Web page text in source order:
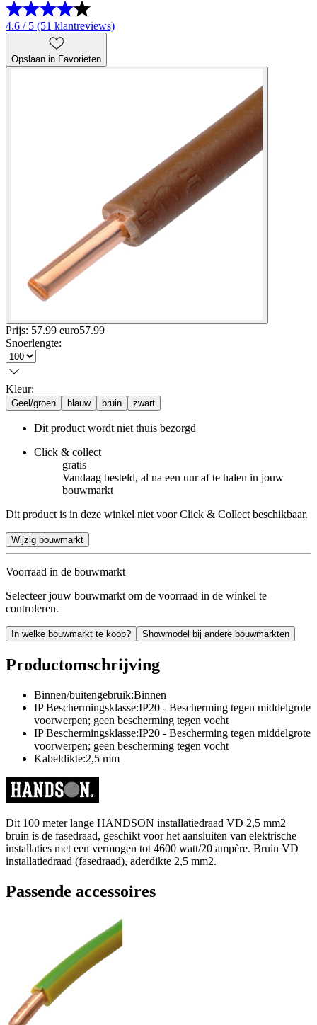
4.6 / 5 (51 klantreviews)
Opslaan in Favorieten
Prijs: 57.99 euro57.99
Snoerlengte:
Kleur:
Geel/groen blauw bruin zwart
Dit product wordt niet thuis bezorgd
Click & collect
gratis
Vandaag besteld, al na een uur af te halen in jouw
bouwmarkt
Dit product is in deze winkel niet voor Click & Collect beschikbaar.
Wijzig bouwmarkt
Voorraad in de bouwmarkt
Selecteer jouw bouwmarkt om de voorraad in de winkel te
controleren.
In welke bouwmarkt te koop? Showmodel bij andere bouwmarkten
Productomschrijving
Binnen/buitengebruik:Binnen
IP Beschermingsklasse:IP20 - Bescherming tegen middelgrote
voorwerpen; geen bescherming tegen vocht
IP Beschermingsklasse:IP20 - Bescherming tegen middelgrote
voorwerpen; geen bescherming tegen vocht
Kabeldikte:2,5 mm
Dit 100 meter lange HANDSON installatiedraad VD 2,5 mm2
bruin is de fasedraad, geschikt voor het aansluiten van elektrische
installaties met een vermogen tot 4600 watt/20 ampère. Bruin VD
installatiedraad (fasedraad), aderdikte 2,5 mm2.
Passende accessoires